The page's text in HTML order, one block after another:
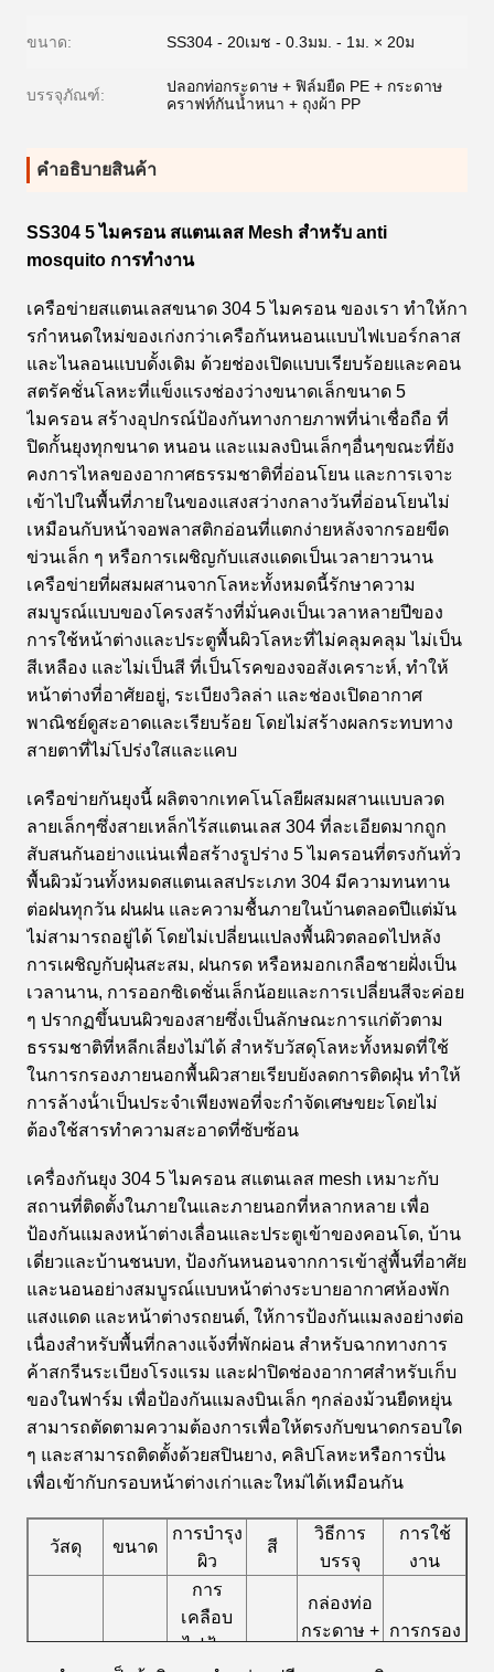
ขนาด: SS304 - 20เมช - 0.3มม. - 1ม. × 20ม
บรรจุภัณฑ์:
ปลอกท่อกระดาษ + ฟิล์มยืด PE + กระดาษ
คราฟท์กันน้ำหนา + ถุงผ้า PP
คําอธิบายสินค้า
SS304 5 ไมครอน สแตนเลส Mesh สําหรับ anti
mosquito การทํางาน
เครือข่ายสแตนเลสขนาด 304 5 ไมครอน ของเรา ทําให้กา
รกําหนดใหม่ของเก่งกว่าเครือกันหนอนแบบไฟเบอร์กลาส
และไนลอนแบบดั้งเดิม ด้วยช่องเปิดแบบเรียบร้อยและคอน
สตรัคชั่นโลหะที่แข็งแรงช่องว่างขนาดเล็กขนาด 5
ไมครอน สร้างอุปกรณ์ป้องกันทางกายภาพที่น่าเชื่อถือ ที่
ปิดกั้นยุงทุกขนาด หนอน และแมลงบินเล็กๆอื่นๆขณะที่ยัง
คงการไหลของอากาศธรรมชาติที่อ่อนโยน และการเจาะ
เข้าไปในพื้นที่ภายในของแสงสว่างกลางวันที่อ่อนโยนไม่
เหมือนกับหน้าจอพลาสติกอ่อนที่แตกง่ายหลังจากรอยขีด
ข่วนเล็ก ๆ หรือการเผชิญกับแสงแดดเป็นเวลายาวนาน
เครือข่ายที่ผสมผสานจากโลหะทั้งหมดนี้รักษาความ
สมบูรณ์แบบของโครงสร้างที่มั่นคงเป็นเวลาหลายปีของ
การใช้หน้าต่างและประตูพื้นผิวโลหะที่ไม่คลุมคลุม ไม่เป็น
สีเหลือง และไม่เป็นสี ที่เป็นโรคของจอสังเคราะห์, ทําให้
หน้าต่างที่อาศัยอยู่, ระเบียงวิลล่า และช่องเปิดอากาศ
พาณิชย์ดูสะอาดและเรียบร้อย โดยไม่สร้างผลกระทบทาง
สายตาที่ไม่โปร่งใสและแคบ
เครือข่ายกันยุงนี้ ผลิตจากเทคโนโลยีผสมผสานแบบลวด
ลายเล็กๆซึ่งสายเหล็กไร้สแตนเลส 304 ที่ละเอียดมากถูก
สับสนกันอย่างแน่นเพื่อสร้างรูปร่าง 5 ไมครอนที่ตรงกันทั่ว
พื้นผิวม้วนทั้งหมดสแตนเลสประเภท 304 มีความทนทาน
ต่อฝนทุกวัน ฝนฝน และความชื้นภายในบ้านตลอดปีแต่มัน
ไม่สามารถอยู่ได้ โดยไม่เปลี่ยนแปลงพื้นผิวตลอดไปหลัง
การเผชิญกับฝุ่นสะสม, ฝนกรด หรือหมอกเกลือชายฝั่งเป็น
เวลานาน, การออกซิเดชั่นเล็กน้อยและการเปลี่ยนสีจะค่อย
ๆ ปรากฏขึ้นบนผิวของสายซึ่งเป็นลักษณะการแก่ตัวตาม
ธรรมชาติที่หลีกเลี่ยงไม่ได้ สําหรับวัสดุโลหะทั้งหมดที่ใช้
ในการกรองภายนอกพื้นผิวสายเรียบยังลดการติดฝุ่น ทําให้
การล้างน้ําเป็นประจําเพียงพอที่จะกําจัดเศษขยะโดยไม่
ต้องใช้สารทําความสะอาดที่ซับซ้อน
เครื่องกันยุง 304 5 ไมครอน สแตนเลส mesh เหมาะกับ
สถานที่ติดตั้งในภายในและภายนอกที่หลากหลาย เพื่อ
ป้องกันแมลงหน้าต่างเลื่อนและประตูเข้าของคอนโด, บ้าน
เดี่ยวและบ้านชนบท, ป้องกันหนอนจากการเข้าสู่พื้นที่อาศัย
และนอนอย่างสมบูรณ์แบบหน้าต่างระบายอากาศห้องพัก
แสงแดด และหน้าต่างรถยนต์, ให้การป้องกันแมลงอย่างต่อ
เนื่องสําหรับพื้นที่กลางแจ้งที่พักผ่อน สําหรับฉากทางการ
ค้าสกรีนระเบียงโรงแรม และฝาปิดช่องอากาศสําหรับเก็บ
ของในฟาร์ม เพื่อป้องกันแมลงบินเล็ก ๆกล่องม้วนยืดหยุ่น
สามารถตัดตามความต้องการเพื่อให้ตรงกับขนาดกรอบใด
ๆ และสามารถติดตั้งด้วยสปินยาง, คลิปโลหะหรือการปั่น
เพื่อเข้ากับกรอบหน้าต่างเก่าและใหม่ได้เหมือนกัน
วัสดุ ขนาด
การบํารุง
ผิว
สี
วิธีการ
บรรจุ
การใช้
งาน
การ
เคลือบ
ไฟฟ้า,
กล่องท่อ
กระดาษ + การกรอง